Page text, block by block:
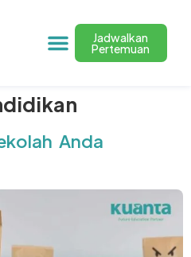
Jadwalkan
Pertemuan
Anda